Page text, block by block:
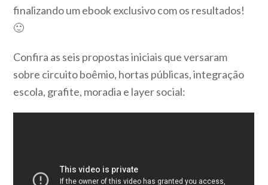
finalizando um ebook exclusivo com os resultados!
🙂
Confira as seis propostas iniciais que versaram
sobre circuito boêmio, hortas públicas, integração
escola, grafite, moradia e layer social: